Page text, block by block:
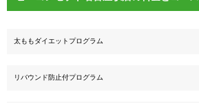
太ももダイエットプログラム
リバウンド防止付プログラム